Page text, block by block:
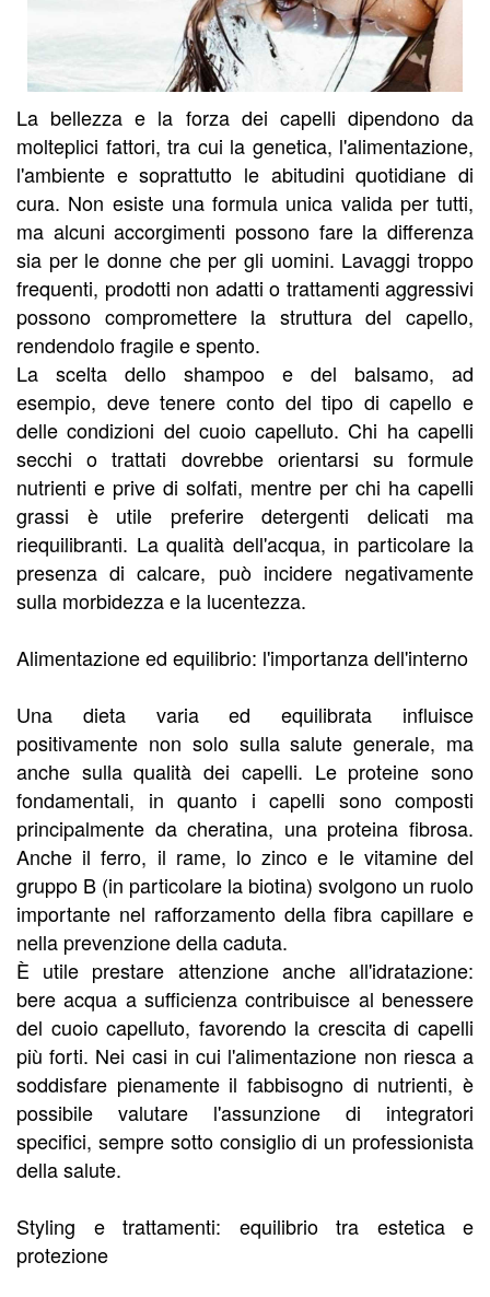
La bellezza e la forza dei capelli dipendono da
molteplici fattori, tra cui la genetica, l'alimentazione,
l'ambiente e soprattutto le abitudini quotidiane di
cura. Non esiste una formula unica valida per tutti,
ma alcuni accorgimenti possono fare la differenza
sia per le donne che per gli uomini. Lavaggi troppo
frequenti, prodotti non adatti o trattamenti aggressivi
possono compromettere la struttura del capello,
rendendolo fragile e spento.
La scelta dello shampoo e del balsamo, ad
esempio, deve tenere conto del tipo di capello e
delle condizioni del cuoio capelluto. Chi ha capelli
secchi o trattati dovrebbe orientarsi su formule
nutrienti e prive di solfati, mentre per chi ha capelli
grassi è utile preferire detergenti delicati ma
riequilibranti. La qualità dell'acqua, in particolare la
presenza di calcare, può incidere negativamente
sulla morbidezza e la lucentezza.
Alimentazione ed equilibrio: l'importanza dell'interno
Una dieta varia ed equilibrata influisce
positivamente non solo sulla salute generale, ma
anche sulla qualità dei capelli. Le proteine sono
fondamentali, in quanto i capelli sono composti
principalmente da cheratina, una proteina fibrosa.
Anche il ferro, il rame, lo zinco e le vitamine del
gruppo B (in particolare la biotina) svolgono un ruolo
importante nel rafforzamento della fibra capillare e
nella prevenzione della caduta.
È utile prestare attenzione anche all'idratazione:
bere acqua a sufficienza contribuisce al benessere
del cuoio capelluto, favorendo la crescita di capelli
più forti. Nei casi in cui l'alimentazione non riesca a
soddisfare pienamente il fabbisogno di nutrienti, è
possibile valutare l'assunzione di integratori
specifici, sempre sotto consiglio di un professionista
della salute.
Styling e trattamenti: equilibrio tra estetica e
protezione